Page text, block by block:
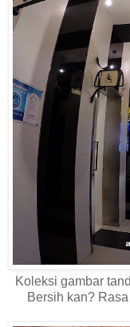
Koleksi gambar
Bersih kan?